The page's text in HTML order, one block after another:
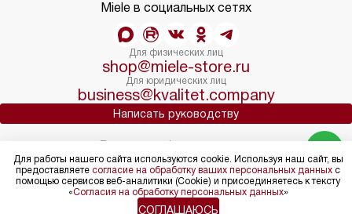
Miele в социальных сетях
Для физических лиц
shop@miele-store.ru
Для юридических лиц
business@kvalitet.company
Написать руководству
© 2004 – 2026 Магазин Miele «Kvalitet Trade, LLC»
Политика конфиденциальности
Условия продажи
Карта сайта
Для работы нашего сайта используются cookie. Используя наш сайт, вы
предоставляете согласие на обработку ваших персональных данных с
помощью сервисов веб-аналитики (Cookie) и присоединяетесь к тексту
«Согласия на обработку персональных данных»
СОГЛАШАЮСЬ